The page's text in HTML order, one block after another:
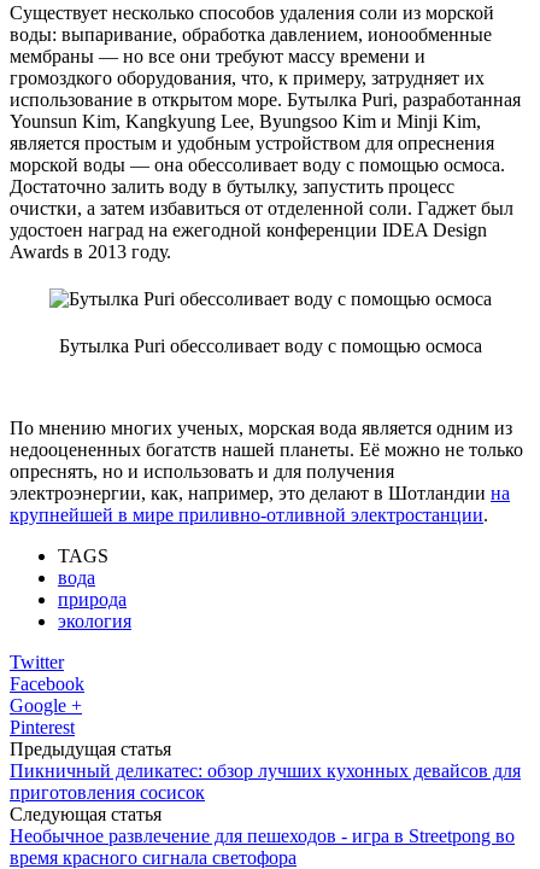
Существует несколько способов удаления соли из морской
воды: выпаривание, обработка давлением, ионообменные
мембраны — но все они требуют массу времени и
громоздкого оборудования, что, к примеру, затрудняет их
использование в открытом море. Бутылка Puri, разработанная
Younsun Kim, Kangkyung Lee, Byungsoo Kim и Minji Kim,
является простым и удобным устройством для опреснения
морской воды — она обессоливает воду с помощью осмоса.
Достаточно залить воду в бутылку, запустить процесс
очистки, а затем избавиться от отделенной соли. Гаджет был
удостоен наград на ежегодной конференции IDEA Design
Awards в 2013 году.
Бутылка Puri обессоливает воду с помощью осмоса
По мнению многих ученых, морская вода является одним из
недооцененных богатств нашей планеты. Её можно не только
опреснять, но и использовать и для получения
электроэнергии, как, например, это делают в Шотландии на
крупнейшей в мире приливно-отливной электростанции.
TAGS
вода
природа
экология
Twitter
Facebook
Google +
Pinterest
Предыдущая статья
Пикничный деликатес: обзор лучших кухонных девайсов для
приготовления сосисок
Следующая статья
Необычное развлечение для пешеходов - игра в Streetpong во
время красного сигнала светофора